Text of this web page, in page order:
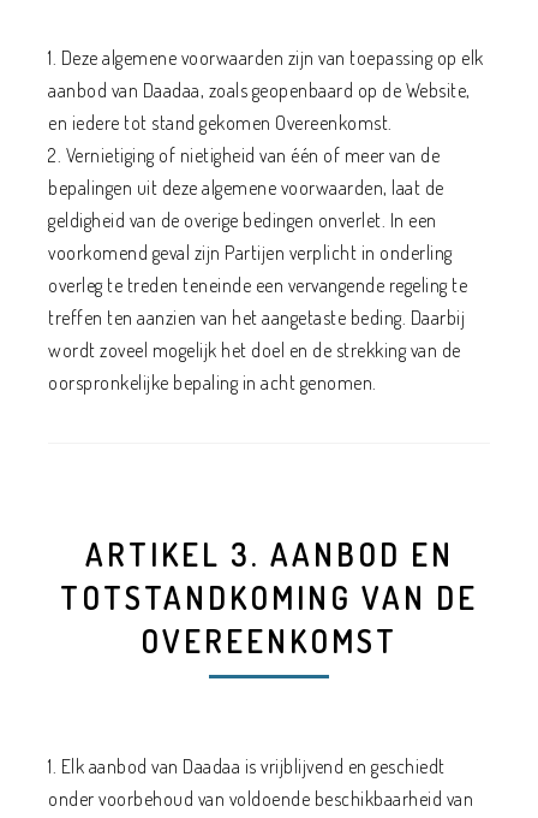
1. Deze algemene voorwaarden zijn van toepassing op elk
aanbod van Daadaa, zoals geopenbaard op de Website,
en iedere tot stand gekomen Overeenkomst.
2. Vernietiging of nietigheid van één of meer van de
bepalingen uit deze algemene voorwaarden, laat de
geldigheid van de overige bedingen onverlet. In een
voorkomend geval zijn Partijen verplicht in onderling
overleg te treden teneinde een vervangende regeling te
treffen ten aanzien van het aangetaste beding. Daarbij
wordt zoveel mogelijk het doel en de strekking van de
oorspronkelijke bepaling in acht genomen.
ARTIKEL 3. AANBOD EN
TOTSTANDKOMING VAN DE
OVEREENKOMST
1. Elk aanbod van Daadaa is vrijblijvend en geschiedt
onder voorbehoud van voldoende beschikbaarheid van